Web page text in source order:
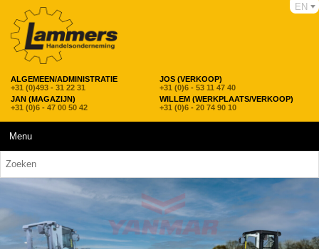
ALGEMEEN/ADMINISTRATIE
+31 (0)493 - 31 22 31
JOS (VERKOOP)
+31 (0)6 - 53 11 47 40
JAN (MAGAZIJN)
+31 (0)6 - 47 00 50 42
WILLEM (WERKPLAATS/VERKOOP)
+31 (0)6 - 20 74 90 10
EN
Menu